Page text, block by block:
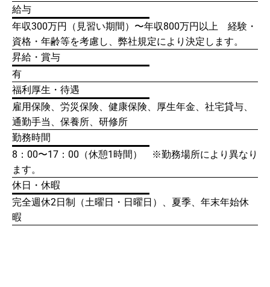
給与
年収300万円（見習い期間）〜年収800万円以上 経験・
資格・年齢等を考慮し、弊社規定により決定します。
昇給・賞与
有
福利厚生・待遇
雇用保険、労災保険、健康保険、厚生年金、社宅貸与、
通勤手当、保養所、研修所
勤務時間
8：00〜17：00（休憩1時間） ※勤務場所により異なり
ます。
休日・休暇
完全週休2日制（土曜日・日曜日）、夏季、年末年始休
暇